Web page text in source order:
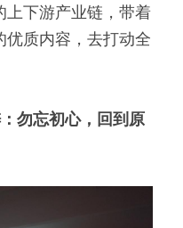
上下游产业链，带着
质内容，去打动全
勿忘初心，回到原